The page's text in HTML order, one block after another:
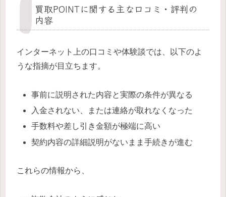
買取POINTに関する主な口コミ・評判の
内容
インターネット上の口コミや体験談では、以下のよ
うな指摘が目立ちます。
事前に説明された内容と実際の条件が異なる
入金されない、または連絡が取れなくなった
手数料や差し引き金額が極端に高い
契約内容の詳細説明がないまま手続きが進む
これらの情報から、